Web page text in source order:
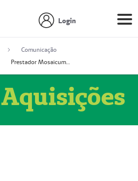
Login
Comunicação
Prestador Mosaicum Espaço Clínico Eireli (51004355-5)